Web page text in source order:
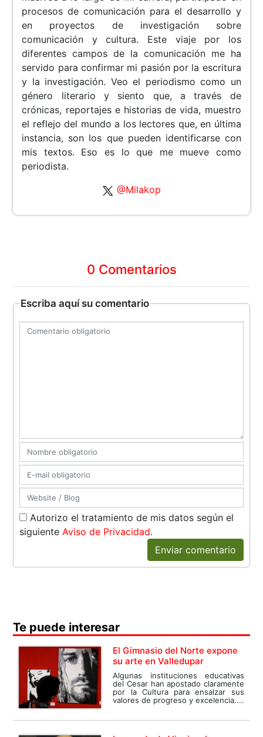
procesos de comunicación para el desarrollo y
en proyectos de investigación sobre
comunicación y cultura. Este viaje por los
diferentes campos de la comunicación me ha
servido para confirmar mi pasión por la escritura
y la investigación. Veo el periodismo como un
género literario y siento que, a través de
crónicas, reportajes e historias de vida, muestro
el reflejo del mundo a los lectores que, en última
instancia, son los que pueden identificarse con
mis textos. Eso es lo que me mueve como
periodista.
@Milakop
0 Comentarios
Escriba aquí su comentario
Autorizo el tratamiento de mis datos según el
siguienteAviso de Privacidad.
Enviar comentario
Te puede interesar
El Gimnasio del Norte expone
su arte en Valledupar
Algunas instituciones educativas
del Cesar han apostado claramente
por la Cultura para ensalzar sus
valores de progreso y excelencia....